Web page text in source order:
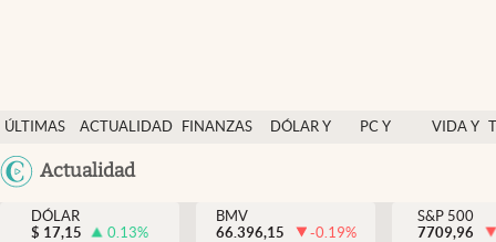
ÚLTIMAS
NOTICIAS
ACTUALIDAD
FINANZAS
DÓLAR Y
PC Y
VIDA Y
México
Actualidad
Actualidad
Finanzas y economía
Dólar y mercados
DÓLAR
$ 17,15 0.13%
BMV
66.396,15
-0.19%
S&P 500
7709,96